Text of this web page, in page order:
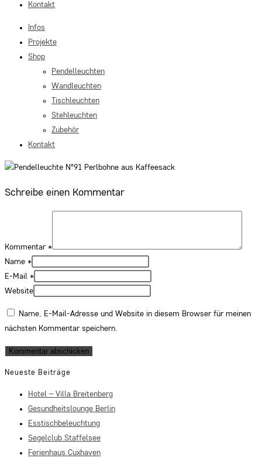
Kontakt
Infos
Projekte
Shop
Pendelleuchten
Wandleuchten
Tischleuchten
Stehleuchten
Zubehör
Kontakt
Schreibe einen Kommentar
Kommentar *
Name *
E-Mail *
Website
Name, E-Mail-Adresse und Website in diesem Browser für meinen
nächsten Kommentar speichern.
Neueste Beiträge
Hotel – Villa Breitenberg
Gesundheitslounge Berlin
Esstischbeleuchtung
Segelclub Staffelsee
Ferienhaus Cuxhaven